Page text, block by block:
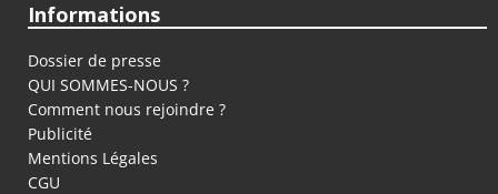
Informations
Dossier de presse
QUI SOMMES-NOUS ?
Comment nous rejoindre ?
Publicité
Mentions Légales
CGU